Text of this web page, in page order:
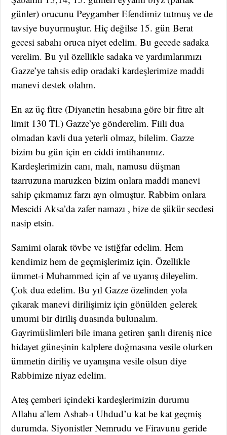
günler) orucunu Peygamber Efendimiz tutmuş ve de
tavsiye buyurmuştur. Hiç değilse 15. gün Berat
gecesi sabahı oruca niyet edelim. Bu gecede sadaka
verelim. Bu yıl özellikle sadaka ve yardımlarımızı
Gazze’ye tahsis edip oradaki kardeşlerimize maddi
manevi destek olalım.
En az üç fitre (Diyanetin hesabına göre bir fitre alt
limit 130 Tl.) Gazze’ye gönderelim. Fiili dua
olmadan kavli dua yeterli olmaz, bilelim. Gazze
bizim bu gün için en ciddi imtihanımız.
Kardeşlerimizin canı, malı, namusu düşman
taarruzuna maruzken bizim onlara maddi manevi
sahip çıkmamız farzı ayn olmuştur. Rabbim onlara
Mescidi Aksa’da zafer namazı , bize de şükür secdesi
nasip etsin.
Samimi olarak tövbe ve istiğfar edelim. Hem
kendimiz hem de geçmişlerimiz için. Özellikle
ümmet-i Muhammed için af ve uyanış dileyelim.
Çok dua edelim. Bu yıl Gazze özelinden yola
çıkarak manevi dirilişimiz için gönülden gelerek
umumi bir diriliş duasında bulunalım.
Gayrimüslimleri bile imana getiren şanlı direniş nice
hidayet güneşinin kalplere doğmasına vesile olurken
ümmetin diriliş ve uyanışına vesile olsun diye
Rabbimize niyaz edelim.
Ateş çemberi içindeki kardeşlerimizin durumu
Allahu a’lem Ashab-ı Uhdud’u kat be kat geçmiş
durumda. Siyonistler Nemrudu ve Firavunu geride